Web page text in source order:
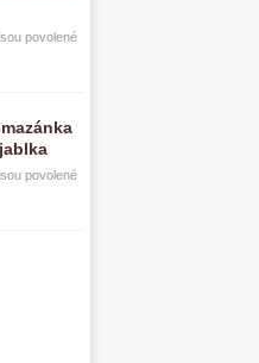
povolené
povolené